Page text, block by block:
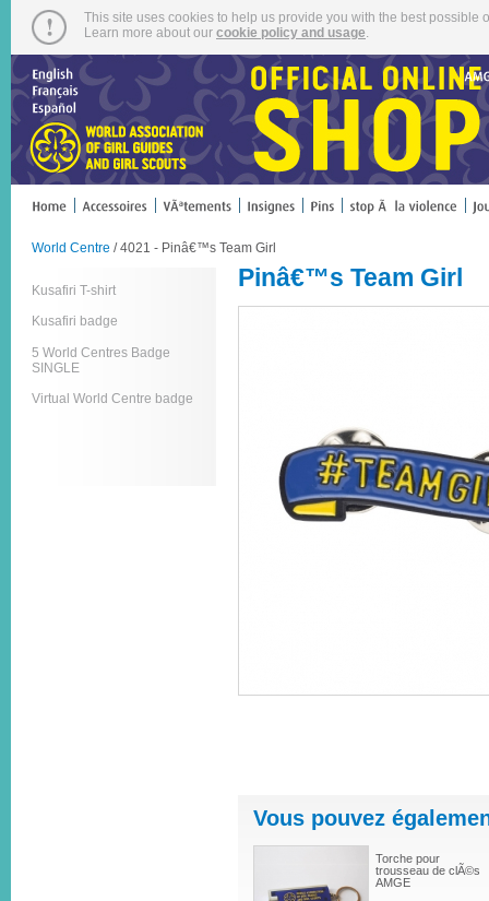
This site uses cookies to help us provide you with the best
Learn more about our cookie policy and usage
World Centre / 4021 - Pinâ€™s Team Girl
Kusafiri T-shirt
Kusafiri badge
5 World Centres Badge
SINGLE
Virtual World Centre badge
Pinâ€™s Team Girl
Vous pouvez
Torche pour
trousseau de clÃ©s
AMGE